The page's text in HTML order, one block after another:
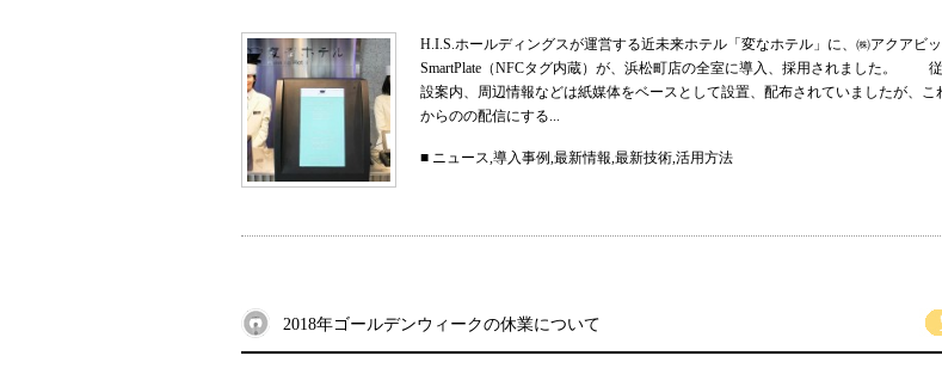
H.I.S.ホールディングスが運営する近未来ホテル「変なホテル」に、㈱アクアビ
SmartPlate（NFCタグ内蔵）が、浜松町店の全室に導入、採用されました。
設案内、周辺情報などは紙媒体をベースとして設置、配布されていましたが、こ
からのの配信にする...
■ ニュース,導入事例,最新情報,最新技術,活用方法
2018年ゴールデンウィークの休業について